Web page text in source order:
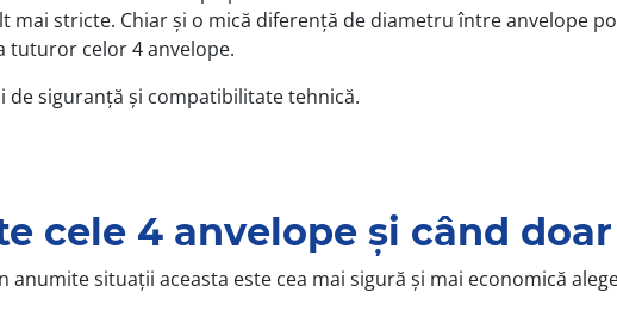
mai stricte. Chiar și o mică diferență de diametru între anvelope
tuturor celor 4 anvelope.
de siguranță și compatibilitate tehnică.
cele 4 anvelope și când doar
situații aceasta este cea mai sigură și mai economică